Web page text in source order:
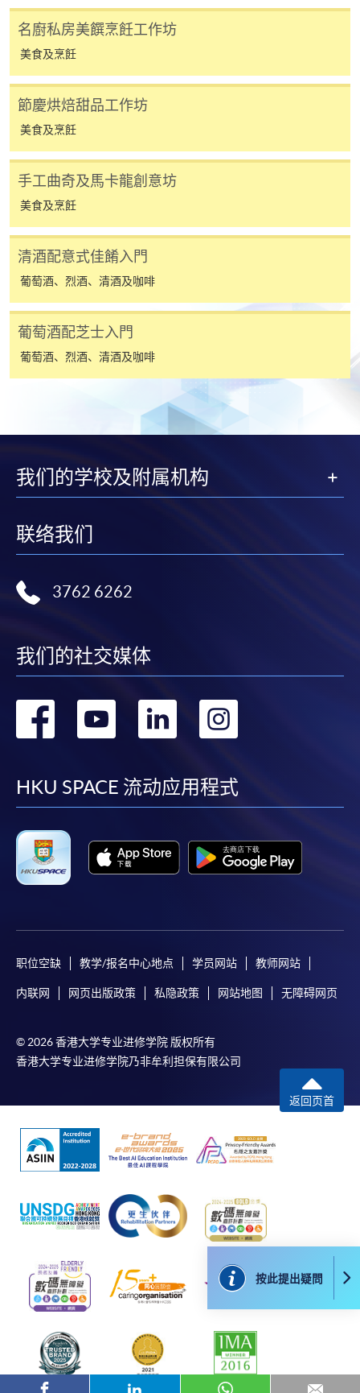
申請學歷頒授及專業課程可能需要其他資料，報名
表可向報名中心或有關課程負責人索取。填妥申請
表格後，請連同報名費/學費以及所需證明文件親
報讀同一學歷頒授課程內其他單元
​學院為學歷頒授課程特設「註冊及學費通知」，適
課程負責人會為學員送上「註冊及學費通知」
(「通知」)，請填妥有關「通知」，並親往報名中
心或以郵遞方式，遞交「通知」及繳交所需費用。
有關繳費詳情，請參閱付款方法。如對報名程序有任
何疑問，請詳閱個別課程資料，或聯絡有關課程負責
人或報名中心。
選用網上報名服務必須在已接駁互聯網及支援
Google Chrome瀏覽器。
申請人不應閒置申請超過10分鐘。否則，申請人
網上報名只支援「提早報讀優惠」。如需享用其他
在網上報名過程中，由於提交課程申請和付款在系
快與 閣下聯絡。
申請人應注意，不論親身或網上報讀，相同的課
在網上報名過程中，付款成功後，網頁將顯示付款
確認。另外，確認電子郵件亦會發送到 閣下的電
除特殊情況(例如課程因報名人數不足而被取消)及
法例規定外，一切已繳費用，概不退還。
如須甄選入學，則正式收據並不可作為 閣下已獲
取錄的證明。學院將在截止報名日期後儘快通知申
請者是否獲取錄。落選的申請人將獲退還已繳交的
免責聲明
本學院會力求在有關網頁上刊載的資訊正確和合時，但本學院
卻不能為這些資訊作出任何明確或隱含的保證。本學院尤其不
會保證下列各項：資訊並無侵犯版權，資訊可安全使用、資訊
本學院（包括其僱員及附屬機構）對你在網上付款而由下列原
因所導致的任何損失，一概不負責；上述原因包括：（1）由
付款銀行或獨立商戶因為付款的網關在處理付款的信用卡、付
款卡、智能卡或其他付款的設施時出現任何信息或資訊傳送的
失誤、延誤、中斷、中止、或限制（2）從付款的網關傳送而
來的任何信息或資訊中出現的疏忽、錯誤、誤差或遺漏；
誤；（4）任何由付款的網關引起或與付款的網關相關的原
因，包括未獲授權進入、資料傳送的改動、任何非法行為等。
以上中文本純作參考之用，如內容與英文版本有任何歧義，一
切以英文版本為準。
名廚私房美饌烹飪工作坊
美食及烹飪
節慶烘焙甜品工作坊
美食及烹飪
手工曲奇及馬卡龍創意坊
美食及烹飪
清酒配意式佳餚入門
葡萄酒、烈酒、清酒及咖啡
葡萄酒配芝士入門
葡萄酒、烈酒、清酒及咖啡
按此提出疑問
折
我们的学校及附属机构
联络我们
3762 6262
我们的社交媒体
转
facebook
转
youtube
转
linkedin
转
HKU SPACE 流动应用程式
职位空缺 教学/报名中心地点 学员网站 教师网站
内联网 网页出版政策 私隐政策 网站地图 无障碍网页
© 2026 香港大学专业进修学院 版权所有
香港大学专业进修学院乃非牟利担保有限公司
返回页首